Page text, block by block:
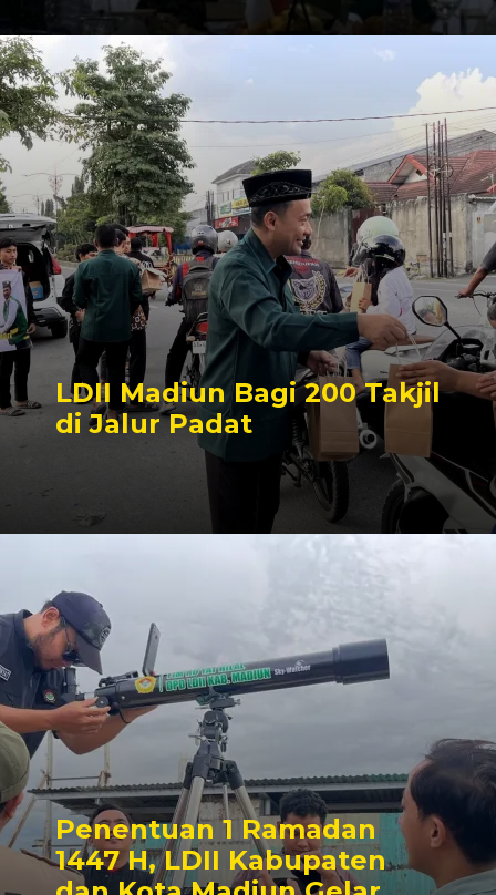
LDII Madiun Bagi 200 Takjil
di Jalur Padat
Penentuan 1 Ramadan
1447 H, LDII Kabupaten